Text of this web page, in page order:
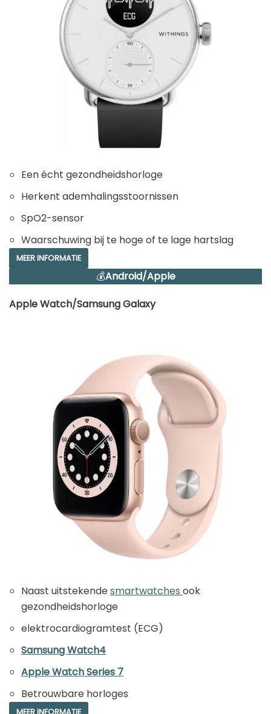
Een écht gezondheidshorloge
Herkent ademhalingsstoornissen
SpO2-sensor
Waarschuwing bij te hoge of te lage hartslag
MEER INFORMATIE
💰Android/Apple
Apple Watch/Samsung Galaxy
Naast uitstekendesmartwatches ook
gezondheidshorloge
elektrocardiogramtest (ECG)
Samsung Watch4
Apple Watch Series 7
Betrouwbare horloges
MEER INFORMATIE